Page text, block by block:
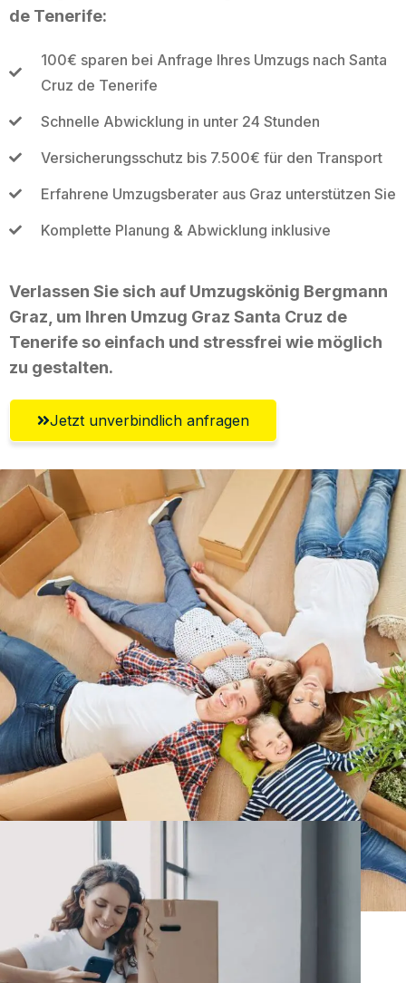
de Tenerife:
100€ sparen bei Anfrage Ihres Umzugs nach Santa
Cruz de Tenerife
Schnelle Abwicklung in unter 24 Stunden
Versicherungsschutz bis 7.500€ für den Transport
Erfahrene Umzugsberater aus Graz unterstützen Sie
Komplette Planung & Abwicklung inklusive
Verlassen Sie sich auf Umzugskönig Bergmann
Graz, um Ihren Umzug Graz Santa Cruz de
Tenerife so einfach und stressfrei wie möglich
zu gestalten.
Jetzt unverbindlich anfragen